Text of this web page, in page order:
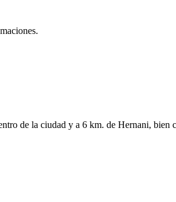
de la ciudad y a 6 km. de Hernani, bien